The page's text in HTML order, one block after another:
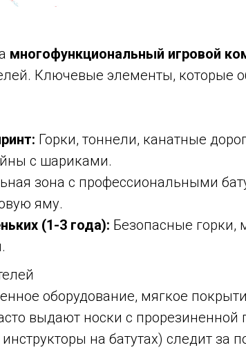
многофункциональный игровой
Ключевые элементы, которые
Горки, тоннели, канатные
с шариками.
зона с профессиональными
яму.
(1-3 года): Безопасные горки,
оборудование, мягкое
выдают носки с прорезиненной
на батутах) следит за